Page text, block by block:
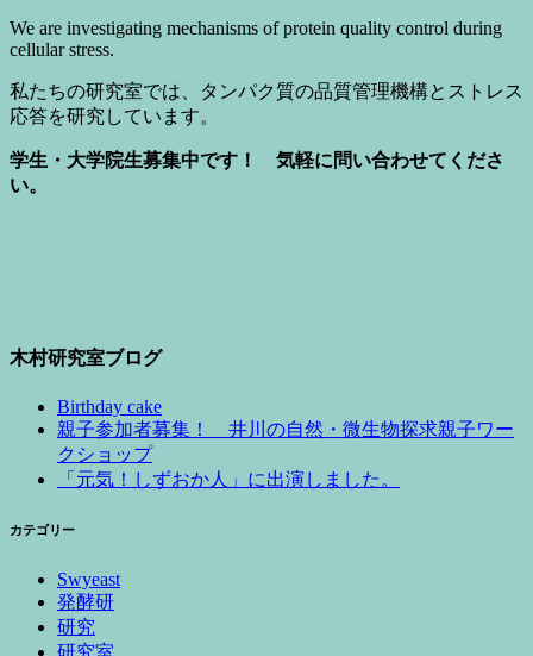
We are investigating mechanisms of protein quality control during
cellular stress.
私たちの研究室では、タンパク質の品質管理機構とストレス
応答を研究しています。
学生・大学院生募集中です！ 気軽に問い合わせてくださ
い。
木村研究室ブログ
Birthday cake
親子参加者募集！ 井川の自然・微生物探求親子ワー
クショップ
「元気！しずおか人」に出演しました。
カテゴリー
Swyeast
発酵研
研究
研究室